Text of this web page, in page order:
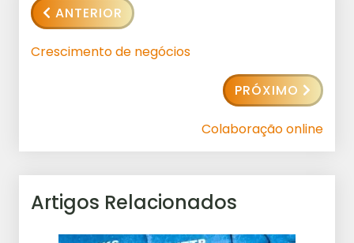
ANTERIOR
Crescimento de negócios
PRÓXIMO
Colaboração online
Artigos Relacionados